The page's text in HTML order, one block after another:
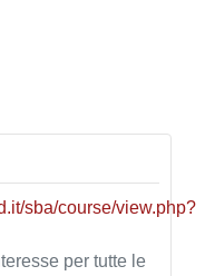
sba/course/view.php?
per tutte le